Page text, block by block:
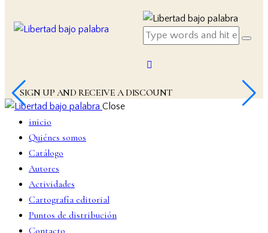
SIGN UP AND RECEIVE A DISCOUNT
Close
inicio
Quiénes somos
Catálogo
Autores
Actividades
Cartografía editorial
Puntos de distribución